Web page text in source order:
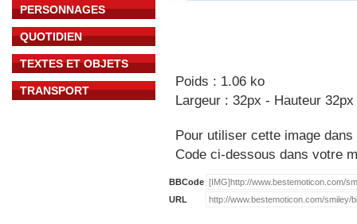
PERSONNAGES
QUOTIDIEN
TEXTES ET OBJETS
TRANSPORT
Poids : 1.06 ko
Largeur : 32px - Hauteur 32px
Pour utiliser cette image
Code ci-dessous dans votre
BBCode
URL